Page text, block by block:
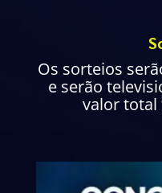
Os sorteios
e serão
valor total